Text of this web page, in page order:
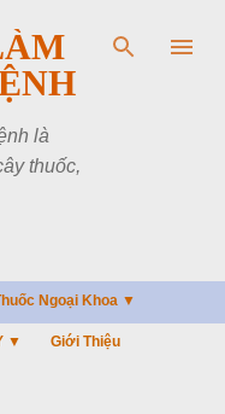
là
thuốc,
Ngoại Khoa ▼
▼ Giới Thiệu